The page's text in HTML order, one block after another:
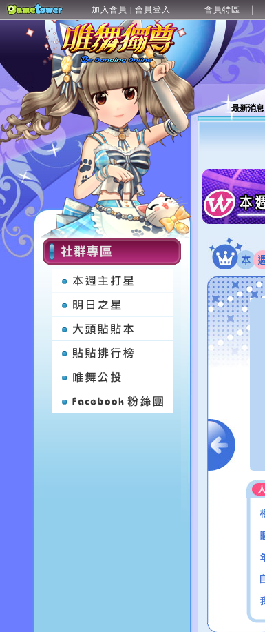
加入會員 | 會員登入 會員特區
最新消息